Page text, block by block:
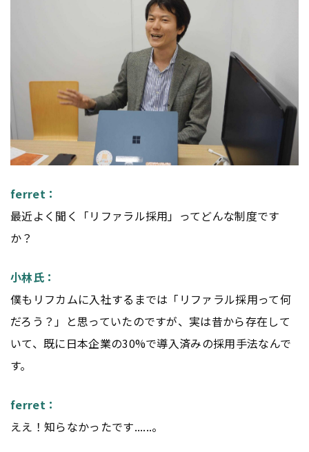
ferret：
最近よく聞く「リファラル採用」ってどんな制度です
か？
小林氏：
僕もリフカムに入社するまでは「リファラル採用って何
だろう？」と思っていたのですが、実は昔から存在して
いて、既に日本企業の30%で導入済みの採用手法なんで
す。
ferret：
ええ！知らなかったです......。